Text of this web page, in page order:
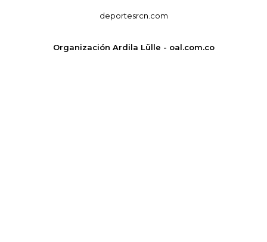
deportesrcn.com
Organización Ardila Lülle - oal.com.co